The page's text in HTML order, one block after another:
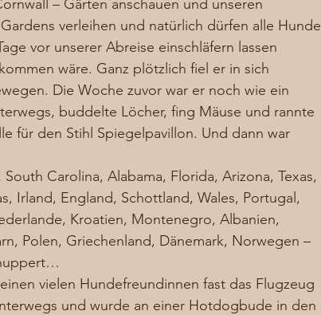
– Gärten anschauen und unseren
verleihen und natürlich dürfen alle Hunde
vor unserer Abreise einschläfern lassen
wäre. Ganz plötzlich fiel er in sich
Die Woche zuvor war er noch wie ein
buddelte Löcher, fing Mäuse und rannte
für den Stihl Spiegelpavillon. Und dann war
Carolina, Alabama, Florida, Arizona, Texas,
Irland, England, Schottland, Wales, Portugal,
Kroatien, Montenegro, Albanien,
Polen, Griechenland, Dänemark, Norwegen –
vielen Hundefreundinnen fast das Flugzeug
und wurde an einer Hotdogbude in den